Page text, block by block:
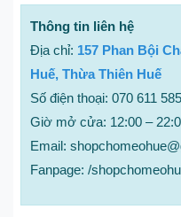
Thông tin liên hệ
Địa chỉ: 157 Phan Bội
Huế, Thừa Thiên Huế
Số điện thoại: 070 611
Giờ mở cửa: 12:00 –
Email:
Fanpage: /